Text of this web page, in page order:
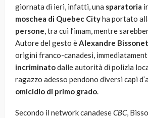
giornata di ieri, infatti, una sparatoria
moschea di Quebec Cityha portato
persone, tra cui l’imam, mentre
Autore del gesto èAlexandre
origini franco-canadesi,
incriminatodalle autorità di polizia
ragazzo adesso pendono diversi capi
omicidio di primo grado.
Secondo il network canadeseCBC,